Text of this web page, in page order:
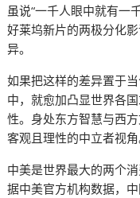
虽说“一千人眼中就有一
好莱坞新片的两极分化
异。
如果把这样的差异置于
中，就愈加凸显世界各
性。身处东方智慧与西
客观且理性的中立者视角
中美是世界最大的两个
据中美官方机构数据，